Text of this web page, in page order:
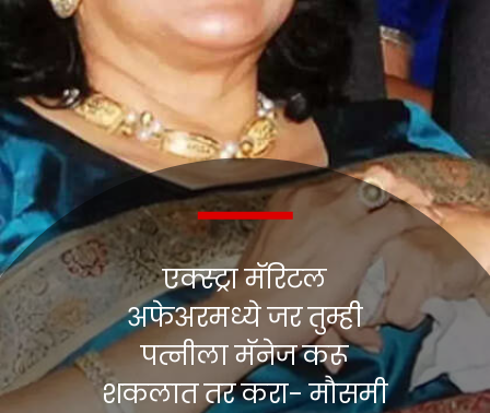
एक्स्ट्रा मॅरिटल
अफेअरमध्ये जर तुम्ही
पत्नीला मॅनेज करू
शकलात तर करा- मौसमी